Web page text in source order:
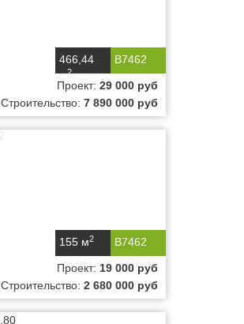
B7462
466,44
м2
Проект: 29 000 руб
Строительство: 7 890 000 руб
B7462
155 м2
Проект: 19 000 руб
Строительство: 2 680 000 руб